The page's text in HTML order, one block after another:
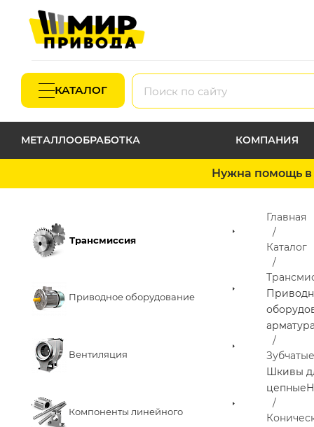
КАТАЛОГ
МЕТАЛЛООБРАБОТКА КОМПАНИЯ
Нужна помощь в
Трансмиссия
Приводное оборудование
Вентиляция
Компоненты линейного
Главная
Каталог
Шкивы
цепные